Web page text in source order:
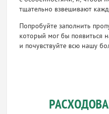
тщательно взвешивают
Попробуйте заполнить
который мог бы появиться
и почувствуйте всю нашу